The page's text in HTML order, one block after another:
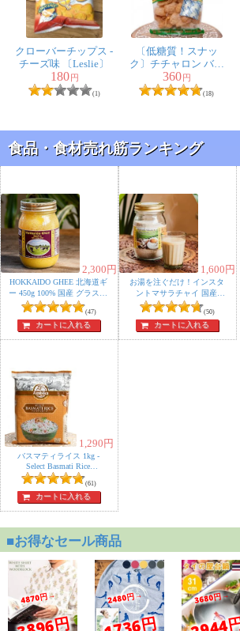
クローバーチップス -
チーズ味 〔Leslie〕
180円
(1)
〔低糖質！スナッ
ク〕チチャロン バラ
ット - 豚皮の唐揚げ
CHICHARON BALAT
360円
(18)
食品・食材売れ筋ランキング
HOKKAIDO GHEE 北海道ギ
ー 450g 100% 国産 グラスフ
ェッドギー グラスフェッ
ドバター使用 自然豊かな富
良野で放牧酪農
2,300 円
(47)
カートに入れる
お湯を注ぐだけ！インスタ
ントマサラチャイ 国産
HOKKAIDO MASALA CHAI
たっぷり250g グラスフェッ
ド
1,600 円
(50)
カートに入れる
バスマティライス 1kg -
Select Basmati Rice
【Ambika】
1,290 円
(61)
カートに入れる